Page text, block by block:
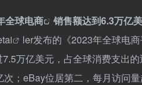
全球电商
销售额达到6.3万亿
ai
ler发布的《2023年全球电
7.5万亿美元，占全球消费支出
次；eBay位居第二，每月访问量